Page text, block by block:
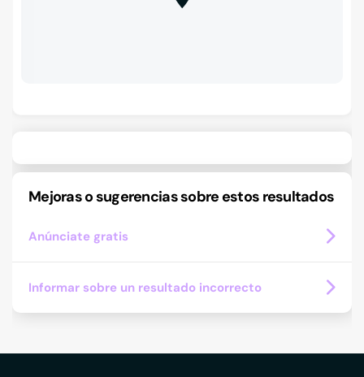
Mejoras o sugerencias sobre estos resultados
Anúnciate gratis
Informar sobre un resultado incorrecto